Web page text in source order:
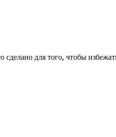
для того, чтобы